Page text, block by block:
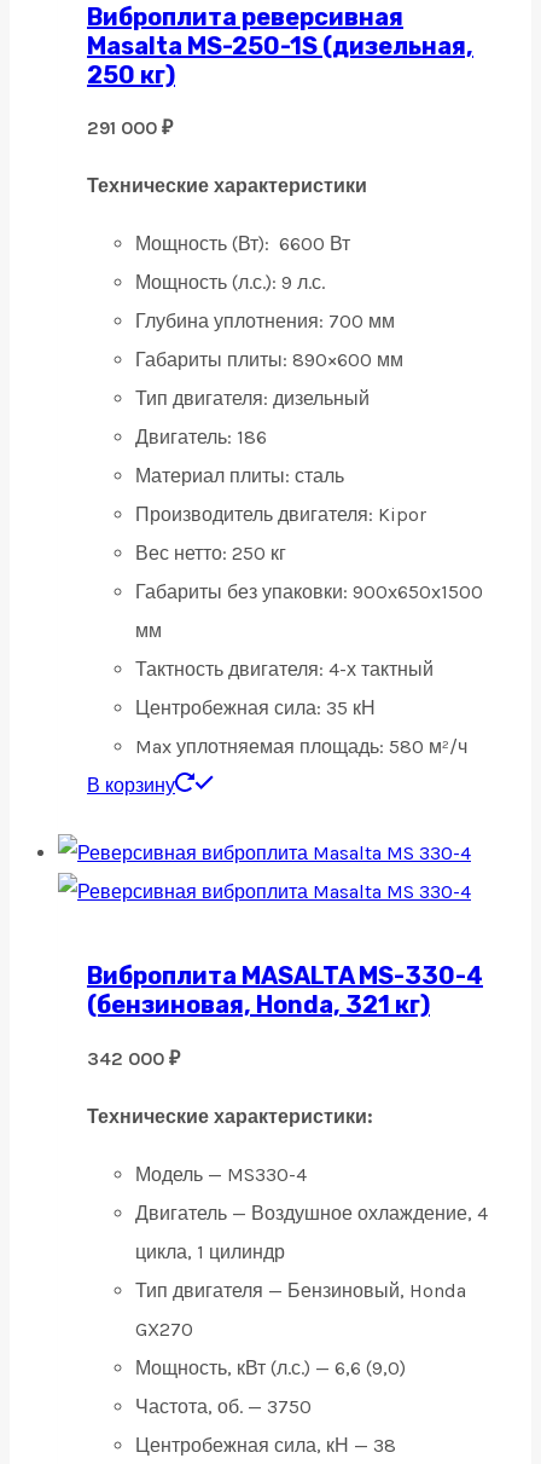
Виброплита реверсивная
Masalta MS-250-1S (дизельная,
250 кг)
291 000 ₽
Технические характеристики
Мощность (Вт): 6600 Вт
Мощность (л.с.): 9 л.с.
Глубина уплотнения: 700 мм
Габариты плиты: 890×600 мм
Тип двигателя: дизельный
Двигатель: 186
Материал плиты: сталь
Производитель двигателя: Kipor
Вес нетто: 250 кг
Габариты без упаковки: 900x650x1500
мм
Тактность двигателя: 4-х тактный
Центробежная сила: 35 кН
Max уплотняемая площадь: 580 м²/ч
В корзину
Виброплита MASALTA MS-330-4
(бензиновая, Honda, 321 кг)
342 000 ₽
Технические характеристики:
Модель — MS330-4
Двигатель — Воздушное охлаждение, 4
цикла, 1 цилиндр
Тип двигателя — Бензиновый, Honda
GX270
Мощность, кВт (л.с.) — 6,6 (9,0)
Частота, об. — 3750
Центробежная сила, кН — 38